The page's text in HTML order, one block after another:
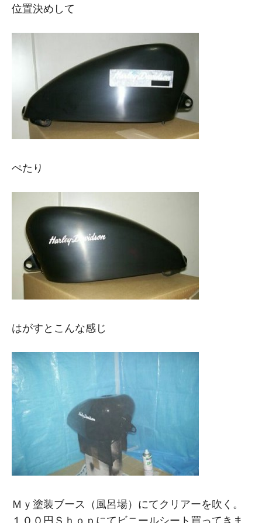
位置決めして
ぺたり
はがすとこんな感じ
Ｍｙ塗装ブース（風呂場）にてクリアーを吹く。
１００円Ｓｈｏｐにてビニールシート買ってきま